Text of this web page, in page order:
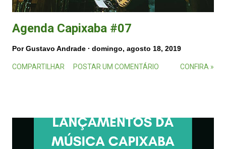
Agenda Capixaba #07
PorGustavo Andrade domingo, agosto 18, 2019
COMPARTILHAR POSTAR UM COMENTÁRIO CONFIRA »